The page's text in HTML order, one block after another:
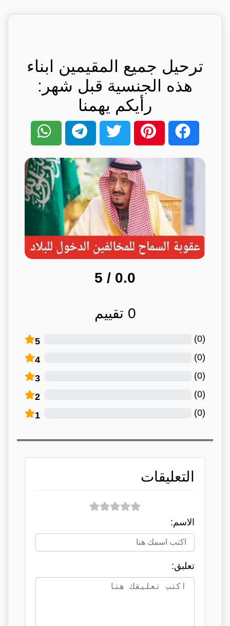
ترحيل جميع المقيمين ابناء
هذه الجنسية قبل شهر:
رأيكم يهمنا
0.0
/ 5
0 تقييم
5 (
0
)
4 (
0
)
3 (
0
)
2 (
0
)
1 (
0
)
التعليقات
الاسم:
تعلبق: